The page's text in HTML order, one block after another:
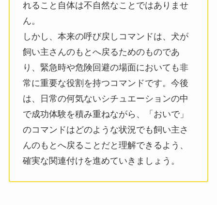
れること自体は不自然なことではありませ
ん。
しかし、本来の呼び戻しコマンドは、犬が
飼い主さんのもとへ戻るためのものであ
り、緊急時や危険回避の場面においても非
常に重要な役割を持つコマンドです。今後
は、日常の何気ないシチュエーションの中
で成功体験を積み重ねながら、「おいで」
のコマンドはどのような状況でも飼い主さ
んのもとへ戻ることだと理解できるよう、
確実な関連付けを進めていきましょう。